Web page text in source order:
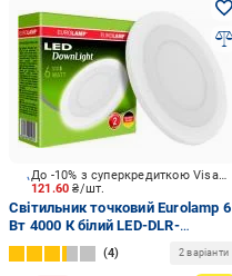
121.60₴/шт.
До -10% з суперкредиткою Visa Вигода
Світильник точковий Eurolamp 6
Вт 4000 К білий LED-DLR-
6/4(white)
4 2 варіанти